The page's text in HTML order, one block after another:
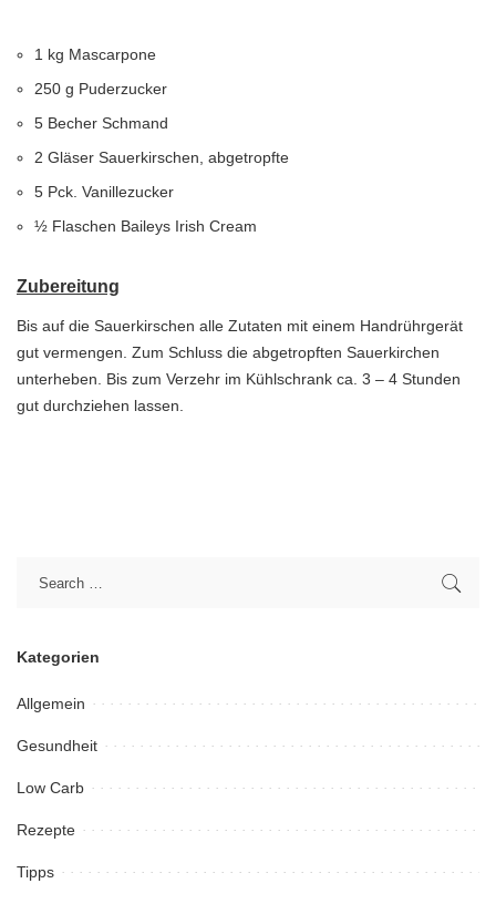
1 kg Mascarpone
250 g Puderzucker
5 Becher Schmand
2 Gläser Sauerkirschen, abgetropfte
5 Pck. Vanillezucker
½ Flaschen Baileys Irish Cream
Zubereitung
Bis auf die Sauerkirschen alle Zutaten mit einem Handrührgerät
gut vermengen. Zum Schluss die abgetropften Sauerkirchen
unterheben. Bis zum Verzehr im Kühlschrank ca. 3 – 4 Stunden
gut durchziehen lassen.
Kategorien
Allgemein
Gesundheit
Low Carb
Rezepte
Tipps